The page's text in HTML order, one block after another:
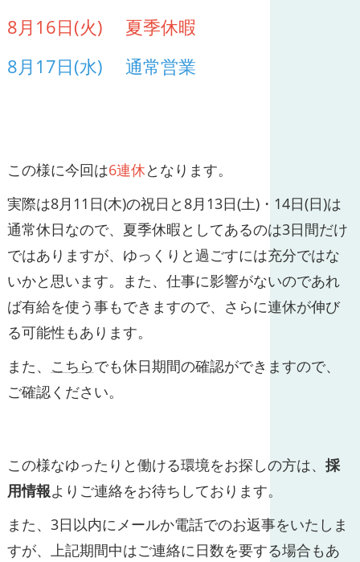
8月16日(火) 夏季休暇
8月17日(水) 通常営業
この様に今回は6連休となります。
実際は8月11日(木)の祝日と8月13日(土)・14日(日)は
通常休日なので、夏季休暇としてあるのは3日間だけ
ではありますが、ゆっくりと過ごすには充分ではな
いかと思います。また、仕事に影響がないのであれ
ば有給を使う事もできますので、さらに連休が伸び
る可能性もあります。
また、 こちらでも休日期間の確認ができますので、
ご確認ください。
この様なゆったりと働ける環境をお探しの方は、 採
用情報よりご連絡をお待ちしております。
また、3日以内にメールか電話でのお返事をいたしま
すが、上記期間中はご連絡に日数を要する場合もあ